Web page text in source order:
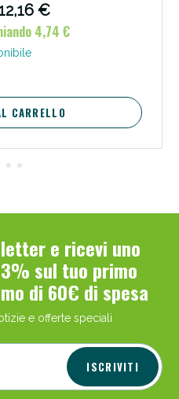
€
4,74 €
CARRELLO
e ricevi uno
sul tuo primo
di 60€ di spesa
e offerte speciali
ISCRIVITI